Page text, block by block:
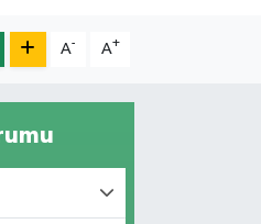
A- A+